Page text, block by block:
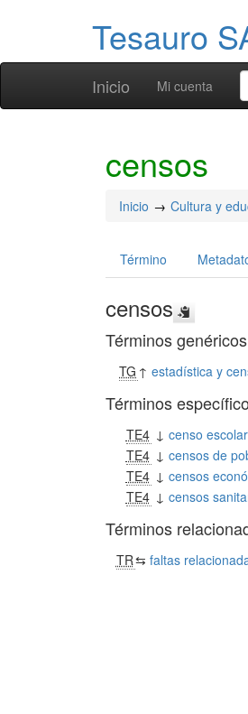
Tesauro
Inicio Mi cuenta
censos
Inicio Cultura y
Término
censos
Términos genéricos
TG ↑estadística y
Términos
TE4 ↓ censo escolar
TE4 ↓ censos de
TE4 ↓ censos
TE4 ↓ censos
Términos
TR⇆ faltas